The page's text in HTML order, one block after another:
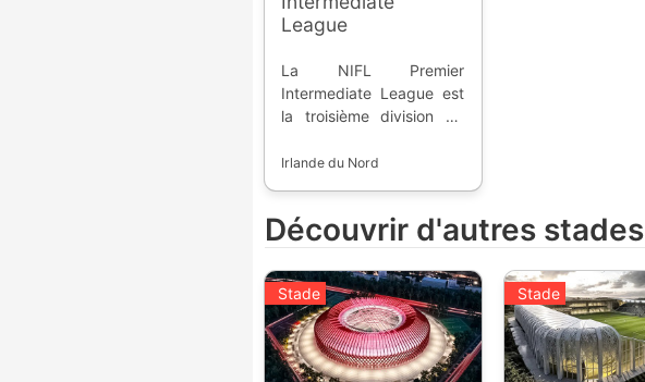
League
La NIFL Premier
Intermediate League est
la troisième division du
Nord. Fondée en 2016, la
coupe nationale et
d'accéder à la seconde
division.
Irlande du Nord
Découvrir d'autres stades
Stade Stade